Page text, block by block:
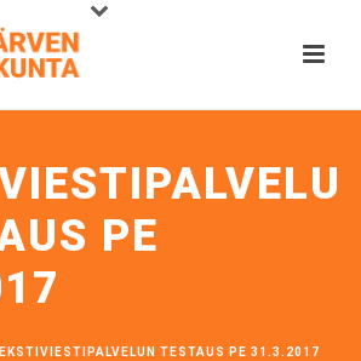
PE
TESTAUS PE 31.3.2017